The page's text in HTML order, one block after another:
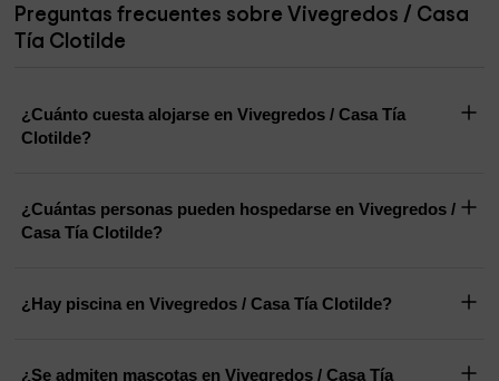
Preguntas frecuentes sobre Vivegredos / Casa
Tía Clotilde
¿Cuánto cuesta alojarse en Vivegredos / Casa Tía
Clotilde?
¿Cuántas personas pueden hospedarse en Vivegredos /
Casa Tía Clotilde?
¿Hay piscina en Vivegredos / Casa Tía Clotilde?
¿Se admiten mascotas en Vivegredos / Casa Tía